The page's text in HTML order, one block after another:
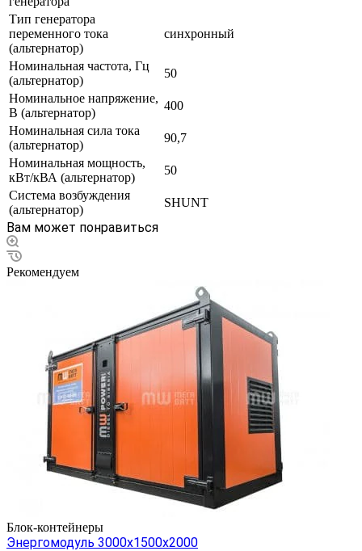
Тип генератора
переменного тока
(альтернатор)
синхронный
Номинальная частота, Гц
(альтернатор)
50
Номинальное напряжение,
В (альтернатор)
400
Номинальная сила тока
(альтернатор)
90,7
Номинальная мощность,
кВт/кВА (альтернатор)
50
Система возбуждения
(альтернатор)
SHUNT
Вам может понравиться
Рекомендуем
Блок-контейнеры
Энергомодуль 3000х1500х2000